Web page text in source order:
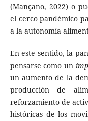
(Mançano, 2022) o
el cerco pandémico
a la autonomía
En este sentido, la
pensarse como un
un aumento de la
producción de
reforzamiento de
históricas de los